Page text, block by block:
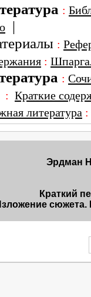
:
|
:
:
:
: Краткие
литература
Эрдман
Краткий
сюжета.